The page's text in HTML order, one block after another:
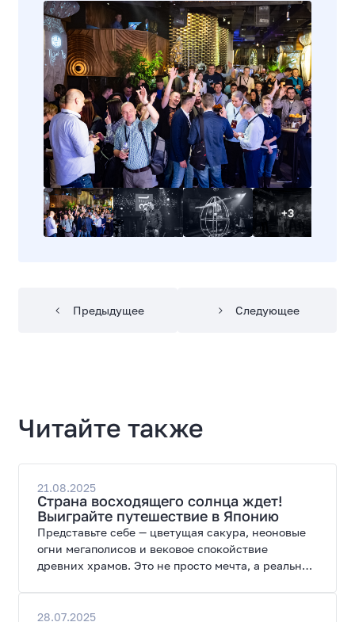
+3
Предыдущее Следующее
Читайте также
21.08.2025
Страна восходящего солнца ждет!
Выиграйте путешествие в Японию
Представьте себе — цветущая сакура, неоновые
огни мегаполисов и вековое спокойствие
древних храмов. Это не просто мечта, а реальная
в невероятное путешествие по Японии — стране,
28.07.2025